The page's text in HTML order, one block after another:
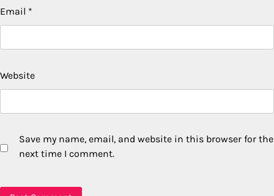
Email *
Website
Save my name, email, and website in this browser for the
next time I comment.